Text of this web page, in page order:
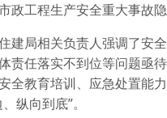
政工程生产安全重大事故
建局相关负责人强调了安
责任落实不到位等问题亟
全教育培训、应急处置能
纵向到底”。